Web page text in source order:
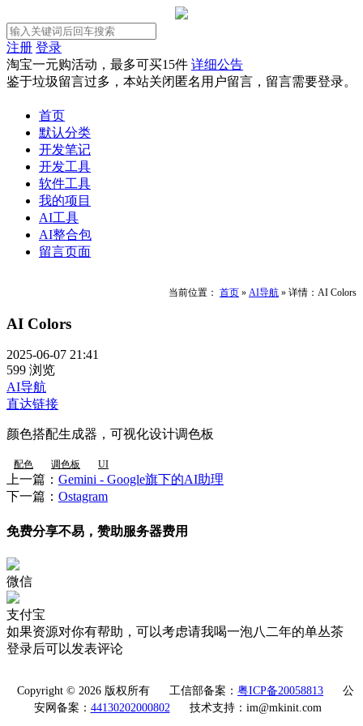
注册 登录
淘宝一元购活动，最多可买15件 详细公告
鉴于垃圾留言过多，本站关闭匿名用户留言，留言需要登录。
首页
默认分类
开发笔记
开发工具
软件工具
我的项目
AI工具
AI整合包
留言页面
当前位置： 首页 » AI导航 » 详情：AI Colors
AI Colors
2025-06-07 21:41
599 浏览
AI导航
直达链接
颜色搭配生成器，可视化设计调色板
配色 调色板 UI
上一篇： Gemini - Google旗下的AI助理
下一篇： Ostagram
免费分享不易，赞助服务器费用
微信
支付宝
如果资源对你有帮助，可以考虑请我喝一泡八二年的单丛茶
登录后可以发表评论
Copyright © 2026 版权所有 工信部备案： 粤ICP备20058813
公
安网备案： 44130202000802 技术支持：im@mkinit.com